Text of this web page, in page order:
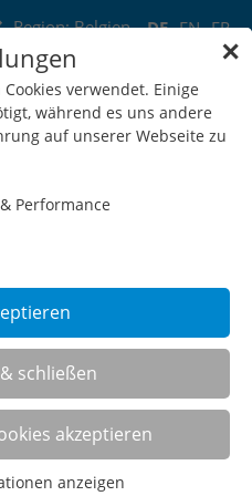
DE EN FR
Region: Belgien
Belgien Frankreich
SHOP
(SR)
✕
verwendet. Einige
während es uns andere
auf unserer Webseite zu
Performance
schließen
akzeptieren
anzeigen